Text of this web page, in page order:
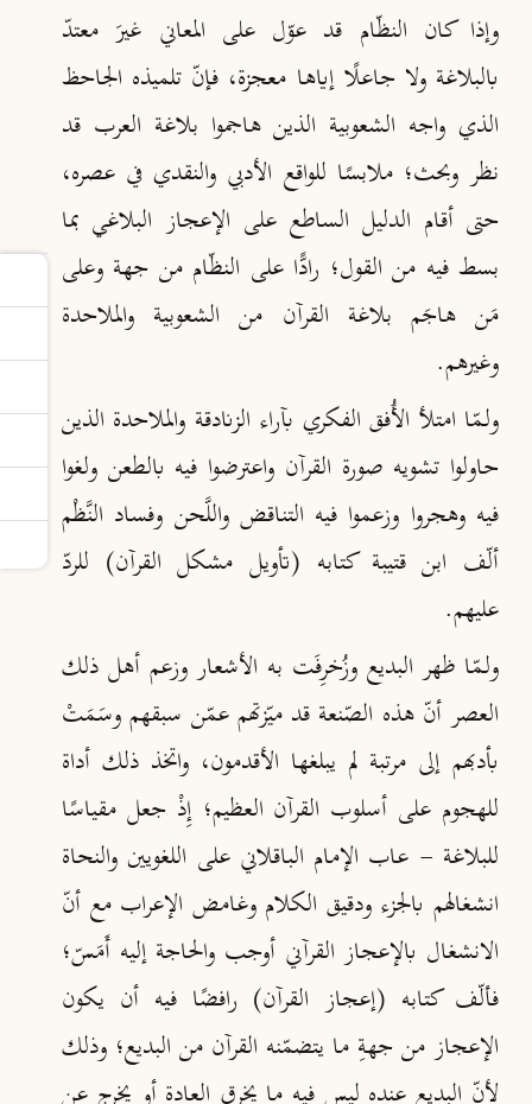
وإذا كان النظّام قد عوّل على المعاني غيرَ معتدّ
بالبلاغة ولا جاعلًا إياها معجزة، فإنّ تلميذه الجاحظ
الذي واجه الشعوبية الذين هاجموا بلاغة العرب قد
نظر وبحث؛ ملابسًا للواقع الأدبي والنقدي في عصره،
حتى أقام الدليل الساطع على الإعجاز البلاغي بما
بسط فيه من القول؛ رادًّا على النظّام من جهة وعلى
مَن هاجَم بلاغة القرآن من الشعوبية والملاحدة
وغيرهم.
ولـمّا امتلأ الأُفق الفكري بآراء الزنادقة والملاحدة الذين
حاولوا تشويه صورة القرآن واعترضوا فيه بالطعن ولغوا
فيه وهجروا وزعموا فيه التناقض واللَّحن وفساد النَّظْم
ألّف ابن قتيبة كتابه (تأويل مشكل القرآن) للردّ
عليهم.
ولـمّا ظهر البديع وزُخرِفَت به الأشعار وزعم أهل ذلك
العصر أنّ هذه الصّنعة قد ميّزتهم عمّن سبقهم وسَـمَتْ
بأدبهم إلى مرتبة لم يبلغها الأقدمون، واتخذ ذلك أداة
للهجوم على أسلوب القرآن العظيم؛ إِذْ جعل مقياسًا
للبلاغة - عاب الإمام الباقلاني على اللغويين والنحاة
انشغالهم بالجزء ودقيق الكلام وغامض الإعراب مع أنّ
الانشغال بالإعجاز القرآني أوجب والحاجة إليه أَمَسّ؛
فألّف كتابه (إعجاز القرآن) رافضًا فيه أن يكون
الإعجاز من جهةِ ما يتضمّنه القرآن من البديع؛ وذلك